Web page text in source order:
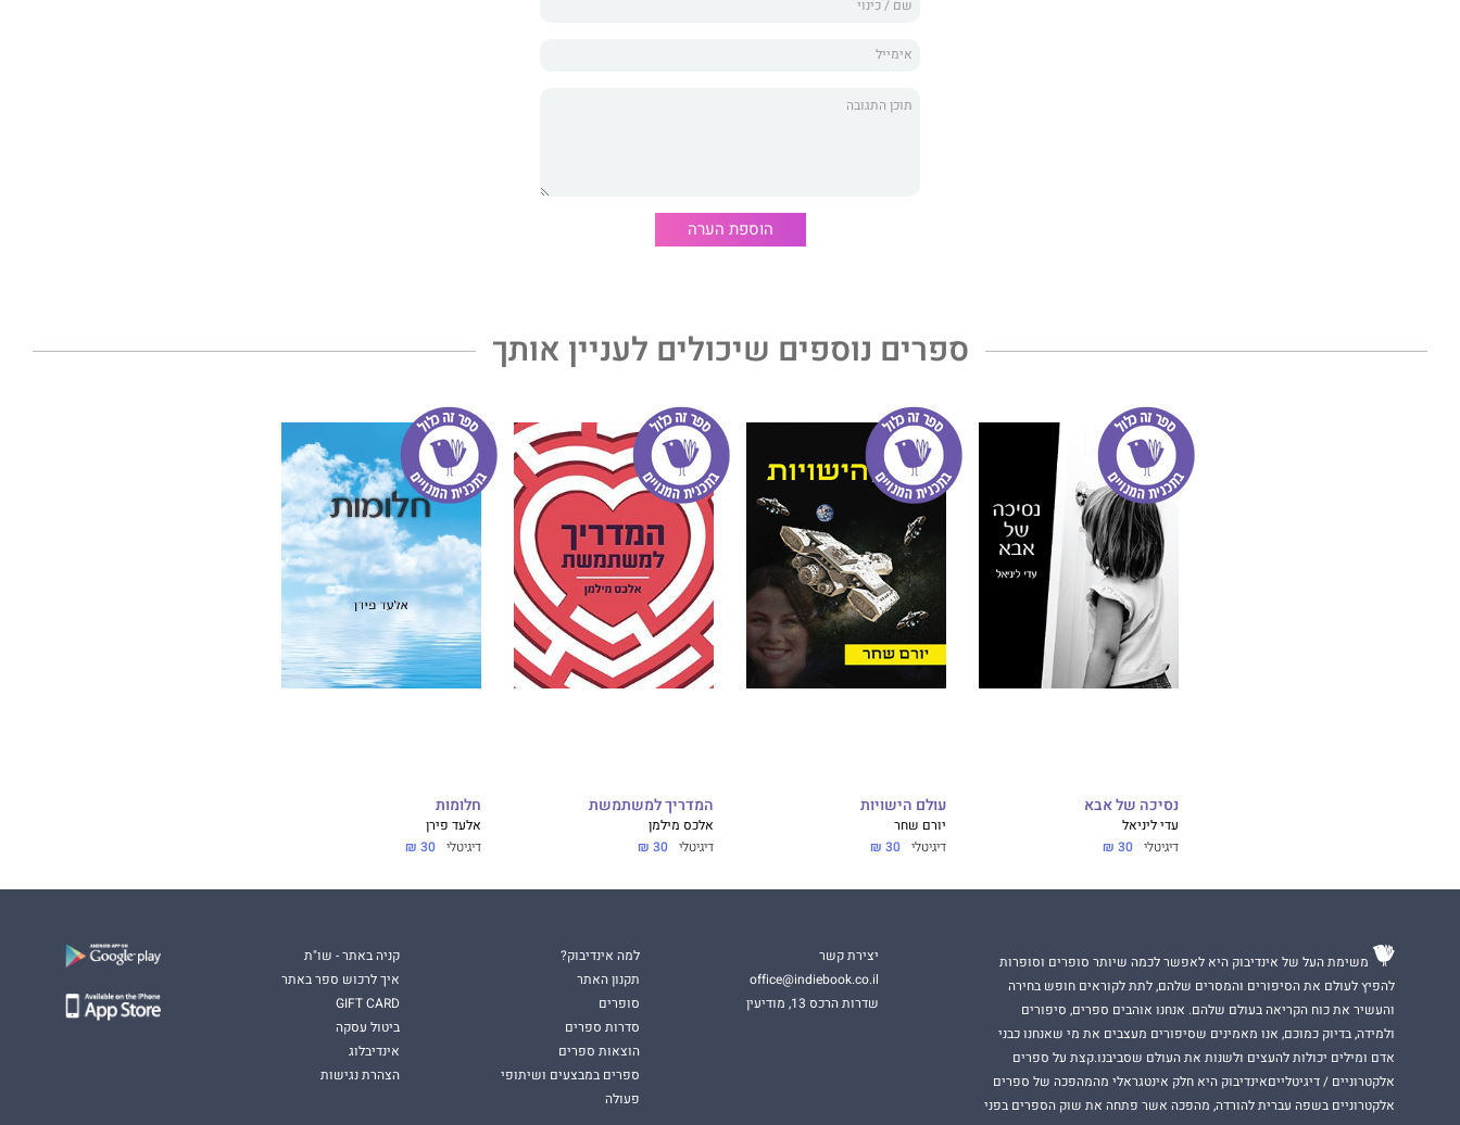
פניו "רגילה": אבא, אמא, שלושה בנים וכלב. גרים במרכז הארץ, בדירה ממוצעת,
שואלים אותי, "תגידי, את גרה אצלי בבית?" אז לאאאאאאאא! בקושי אצלי אני
הוספת הערה
ספרים נוספים שיכולים לעניין אותך
נסיכה של אבא
עדי ליניאל
דיגיטלי 30 ₪
עולם הישויות
יורם שחר
דיגיטלי 30 ₪
המדריך למשתמשת
אלכס מילמן
דיגיטלי 30 ₪
חלומות
אלעד פירן
דיגיטלי 30 ₪
משימת העל של אינדיבוק היא לאפשר לכמה שיותר סופרים וסופרות
להפיץ לעולם את הסיפורים והמסרים שלהם, לתת לקוראים חופש בחירה
והעשיר את כוח הקריאה בעולם שלהם. אנחנו אוהבים ספרים, סיפורים
ולמידה, בדיוק כמוכם, אנו מאמינים שסיפורים מעצבים את מי שאנחנו כבני
אדם ומילים יכולות להעצים ולשנות את העולם שסביבנו.קצת על ספרים
אלקטרוניים / דיגיטלייםאינדיבוק היא חלק אינטגראלי מהמהפכה של ספרים
אלקטרוניים בשפה עברית להורדה, מהפכה אשר פתחה את שוק הספרים בפני
יצירת קשר
office@indiebook.co.il
שדרות הרכס 13, מודיעין
למה אינדיבוק?
תקנון האתר
סופרים
סדרות ספרים
הוצאות ספרים
ספרים במבצעים ושיתופי
פעולה
קניה באתר - שו"ת
איך לרכוש ספר באתר
GIFT CARD
ביטול עסקה
אינדיבלוג
הצהרת נגישות